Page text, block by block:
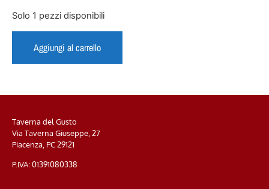
Solo 1 pezzi disponibili
Aggiungi al carrello
Taverna del Gusto
Via Taverna Giuseppe, 27
Piacenza, PC29121
P.IVA: 01391080338